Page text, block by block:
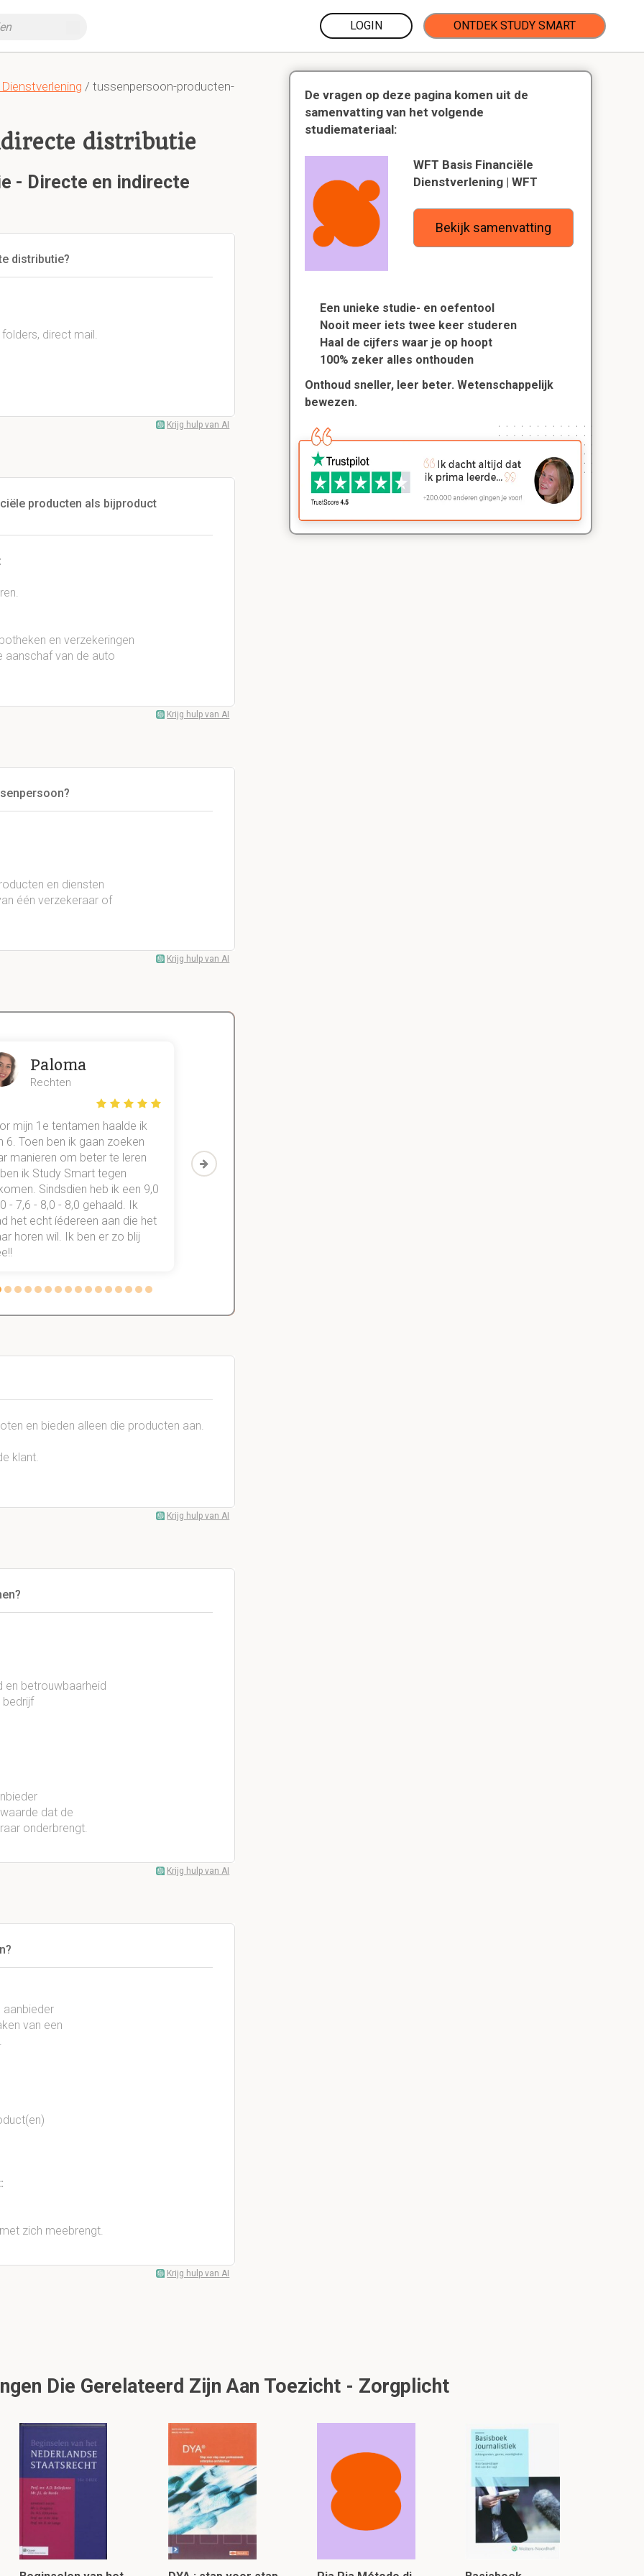
LOGIN ONTDEK STUDY SMART
/ tussenpersoon-producten-
distributie
- Directe en indirecte
distributie?
direct mail.
Krijg hulp van AI
producten als bijproduct
en verzekeringen
aanschaf van de auto
Krijg hulp van AI
en diensten
één verzekeraar of
Krijg hulp van AI
Paloma
Rechten
mijn 1e tentamen haalde ik
6. Toen ben ik gaan zoeken
manieren om beter te leren
ik Study Smart tegen
Sindsdien heb ik een 9,0
- 7,6 - 8,0 - 8,0 gehaald. Ik
het echt íédereen aan die het
horen wil. Ik ben er zo blij
vakken. Sinds ik mijn
aantekeningen digitaal maak in
en bieden alleen die producten aan.
klant.
Krijg hulp van AI
en betrouwbaarheid
bedrijf
dat de
onderbrengt.
Krijg hulp van AI
van een
zich meebrengt.
Krijg hulp van AI
De vragen op deze pagina komen uit de
samenvatting van het volgende
studiemateriaal:
WFT Basis Financiële
Dienstverlening | WFT
Bekijk samenvatting
Een unieke studie- en oefentool
Nooit meer iets twee keer studeren
Haal de cijfers waar je op hoopt
100% zeker alles onthouden
Onthoud sneller, leer beter. Wetenschappelijk
bewezen.
Die Gerelateerd Zijn Aan Toezicht - Zorgplicht